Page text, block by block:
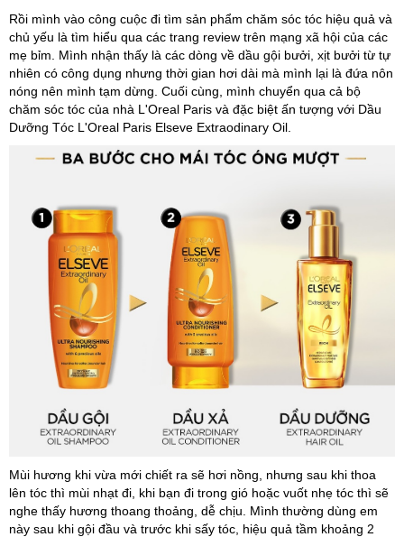
Rồi mình vào công cuộc đi tìm sản phẩm chăm sóc tóc hiệu quả và
chủ yếu là tìm hiểu qua các trang review trên mạng xã hội của các
mẹ bỉm. Mình nhận thấy là các dòng về dầu gội bưởi, xịt bưởi từ tự
nhiên có công dụng nhưng thời gian hơi dài mà mình lại là đứa nôn
nóng nên mình tạm dừng. Cuối cùng, mình chuyển qua cả bộ
chăm sóc tóc của nhà L'Oreal Paris và đặc biệt ấn tượng với Dầu
Dưỡng Tóc L'Oreal Paris Elseve Extraodinary Oil.
Mùi hương khi vừa mới chiết ra sẽ hơi nồng, nhưng sau khi thoa
lên tóc thì mùi nhạt đi, khi bạn đi trong gió hoặc vuốt nhẹ tóc thì sẽ
nghe thấy hương thoang thoảng, dễ chịu. Mình thường dùng em
này sau khi gội đầu và trước khi sấy tóc, hiệu quả tầm khoảng 2